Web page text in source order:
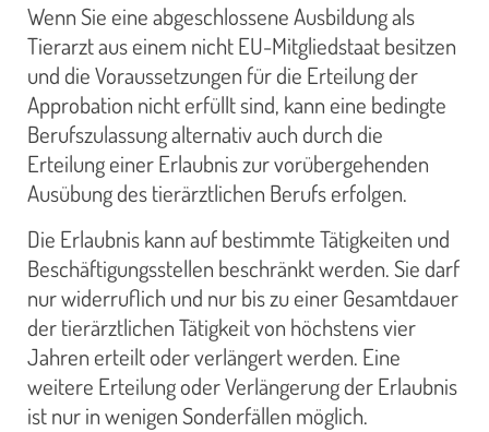
Wenn Sie eine abgeschlossene Ausbildung als
Tierarzt aus einem nicht EU-Mitgliedstaat besitzen
und die Voraussetzungen für die Erteilung der
Approbation nicht erfüllt sind, kann eine bedingte
Berufszulassung alternativ auch durch die
Erteilung einer Erlaubnis zur vorübergehenden
Ausübung des tierärztlichen Berufs erfolgen.
Die Erlaubnis kann auf bestimmte Tätigkeiten und
Beschäftigungsstellen beschränkt werden. Sie darf
nur widerruflich und nur bis zu einer Gesamtdauer
der tierärztlichen Tätigkeit von höchstens vier
Jahren erteilt oder verlängert werden. Eine
weitere Erteilung oder Verlängerung der Erlaubnis
ist nur in wenigen Sonderfällen möglich.